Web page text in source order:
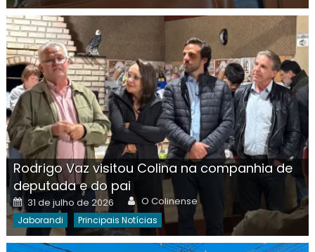
Rodrigo Vaz visitou Colina na companhia de
deputada e do pai
Posted
on
31 de julho de 2026 Author
O Colinense
Jaborandi Principais Notícias